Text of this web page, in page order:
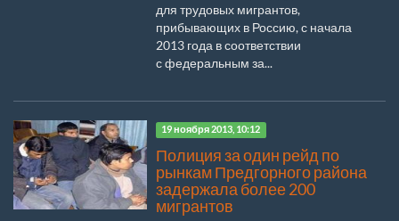
для трудовых мигрантов,
прибывающих в Россию, с начала
2013 года в соответствии
с федеральным за...
19 ноября 2013, 10:12
Полиция за один рейд по
рынкам Предгорного района
задержала более 200
мигрантов